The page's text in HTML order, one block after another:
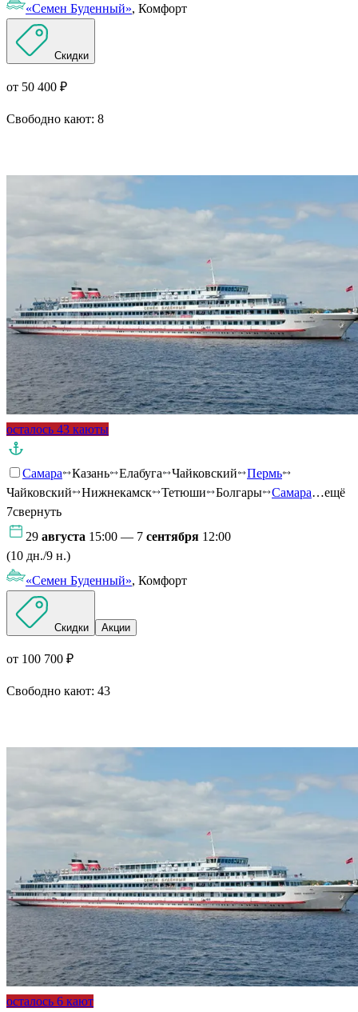
«Семен Буденный», Комфорт
Скидки
от 50 400 ₽
Свободно кают: 8
осталось 43 каюты
Самара Казань Елабуга Чайковский
Пермь
Чайковский
Нижнекамск Тетюши Болгары Самара…ещё
7свернуть
29 августа 15:00 — 7 сентября 12:00
(10 дн./9 н.)
«Семен Буденный», Комфорт
Скидки Акции
от 100 700 ₽
Свободно кают: 43
осталось 6 кают